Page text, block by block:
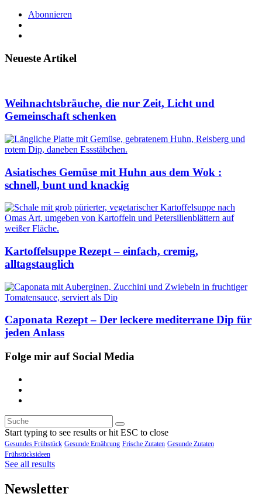
Abonnieren
Neueste Artikel
Weihnachtsbräuche, die nur Zeit, Licht und
Gemeinschaft schenken
Asiatisches Gemüse mit Huhn aus dem Wok :
schnell, bunt und knackig
Kartoffelsuppe Rezept – einfach, cremig,
alltagstauglich
Caponata Rezept – Der leckere mediterrane Dip für
jeden Anlass
Folge mir auf Social Media
Start typing to see results or hit ESC to close
Gesundes Frühstück Gesunde Ernährung Frische Zutaten Gesunde Zutaten
Frühstücksideen
See all results
Newsletter